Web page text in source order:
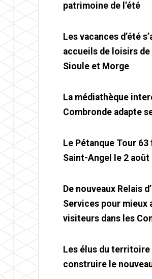
patrimoine de l’été
Les vacances d’été
accueils de loisirs
Sioule et Morge
La médiathèque
Combronde adapte
Le Pétanque Tour
Saint-Angel le 2 août
De nouveaux Relais
Services pour mieux
visiteurs dans les
Les élus du
construire le